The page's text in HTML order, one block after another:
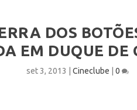
DOS
EM DUQUE DE
set 3, 2013 |Cineclube |0